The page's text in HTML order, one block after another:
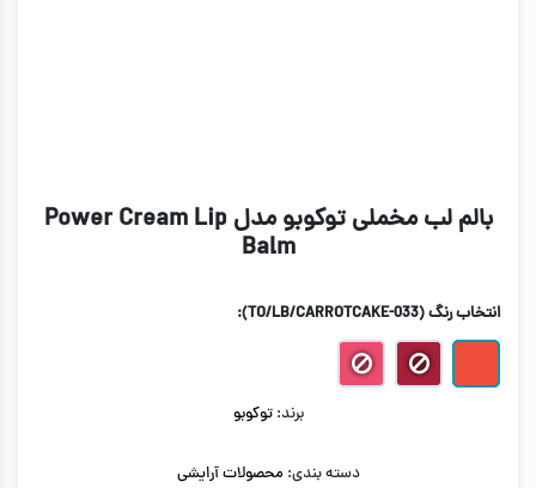
بالم لب مخملی توکوبو مدل Power Cream Lip
Balm
انتخاب رنگ(TO/LB/CARROTCAKE-033)
:
برند:توکوبو
دسته بندی: محصولات آرایشی